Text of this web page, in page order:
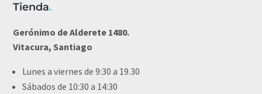
Tienda.
Gerónimo de Alderete 1480.
Vitacura, Santiago
Lunes a viernes de 9:30 a 19.30
Sábados de 10:30 a 14:30